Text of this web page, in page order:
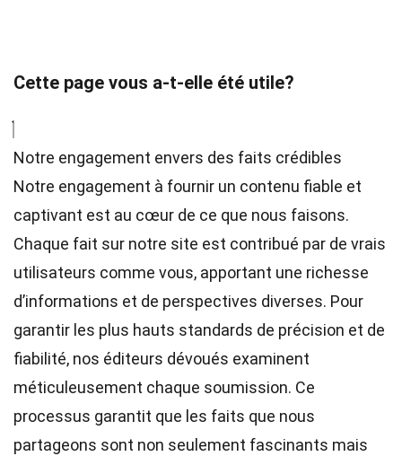
Cette page vous a-t-elle été utile?
Notre engagement envers des faits crédibles
Notre engagement à fournir un contenu fiable et
captivant est au cœur de ce que nous faisons.
Chaque fait sur notre site est contribué par de vrais
utilisateurs comme vous, apportant une richesse
d’informations et de perspectives diverses. Pour
garantir les plus hauts standards de précision et de
fiabilité, nos éditeurs dévoués examinent
méticuleusement chaque soumission. Ce
processus garantit que les faits que nous
partageons sont non seulement fascinants mais